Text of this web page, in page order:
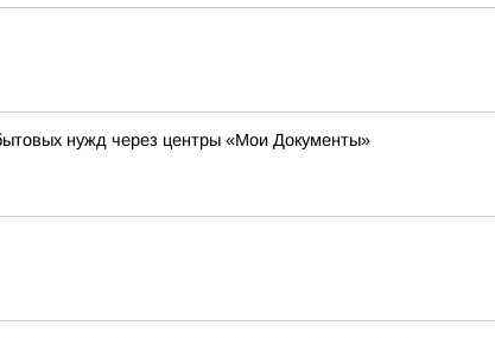
нужд через центры «Мои Документы»